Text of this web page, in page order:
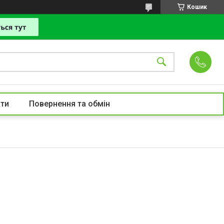
Кошик
Повернення та обмін